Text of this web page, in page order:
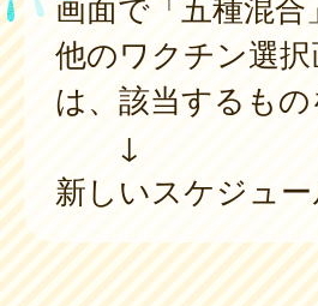
他のワクチン選
は、該当するも
↓
新しいスケジュ